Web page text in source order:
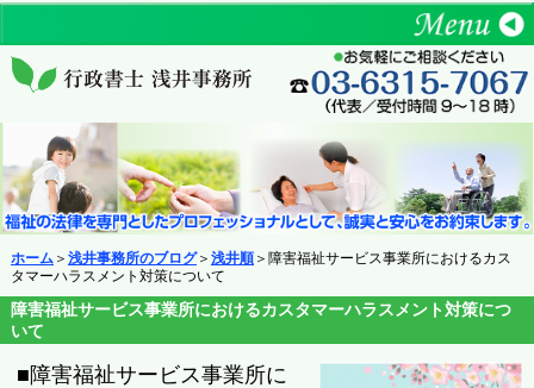
ホーム ＞ 浅井事務所のブログ＞ 浅井順＞障害福祉サービス事業所におけるカス
タマーハラスメント対策について
障害福祉サービス事業所におけるカスタマーハラスメント対策につ
いて
■障害福祉サービス事業所に